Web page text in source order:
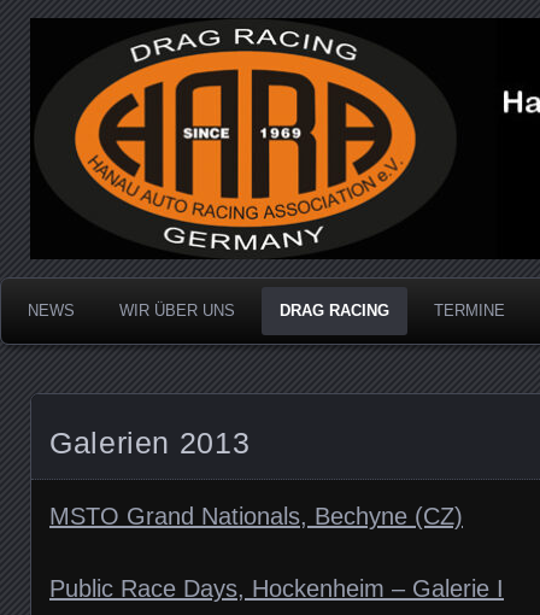
Hanau Auto Racing
Dragracing auf der 1/4 Meile
NEWS WIR ÜBER UNS DRAG RACING TERMINE
Galerien 2013
MSTO Grand Nationals, Bechyne (CZ)
Public Race Days, Hockenheim – Galerie I